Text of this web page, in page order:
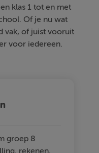
klas 1 tot en met
Of je nu wat
vak, of juist vooruit
voor iedereen.
groep 8
rekenen,